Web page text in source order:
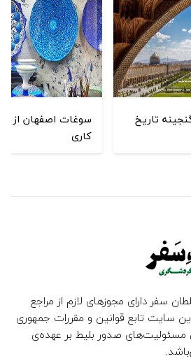
تاریخ
سوغات اصفهان از گز
کاری
سفر دارای مجوزهای لازم از مراجع
سایت تابع قوانین و مقررات جمهوری
مسئولیت‌های صدور بلیط بر عهده‌ی